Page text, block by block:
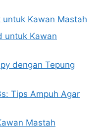
Kawan Mastah
untuk Kawan
dengan Tepung
Tips Ampuh Agar
Mastah